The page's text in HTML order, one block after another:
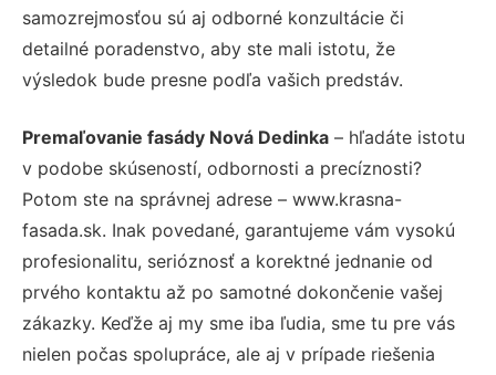
samozrejmosťou sú aj odborné konzultácie či
detailné poradenstvo, aby ste mali istotu, že
výsledok bude presne podľa vašich predstáv.
Premaľovanie fasády Nová Dedinka – hľadáte istotu
v podobe skúseností, odbornosti a precíznosti?
Potom ste na správnej adrese – www.krasna-
fasada.sk. Inak povedané, garantujeme vám vysokú
profesionalitu, serióznosť a korektné jednanie od
prvého kontaktu až po samotné dokončenie vašej
zákazky. Keďže aj my sme iba ľudia, sme tu pre vás
nielen počas spolupráce, ale aj v prípade riešenia